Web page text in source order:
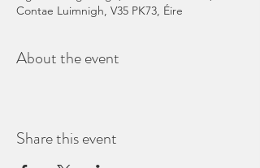
Contae Luimnigh, V35 PK73, Éire
About the event
Share this event